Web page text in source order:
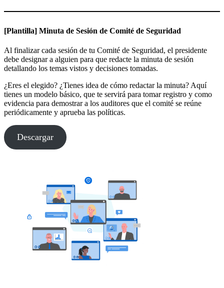
[Plantilla] Minuta de Sesión de Comité de Seguridad
Al finalizar cada sesión de tu Comité de Seguridad, el presidente
debe designar a alguien para que redacte la minuta de sesión
detallando los temas vistos y decisiones tomadas.
¿Eres el elegido? ¿Tienes idea de cómo redactar la minuta? Aquí
tienes un modelo básico, que te servirá para tomar registro y como
evidencia para demostrar a los auditores que el comité se reúne
periódicamente y aprueba las políticas.
Descargar